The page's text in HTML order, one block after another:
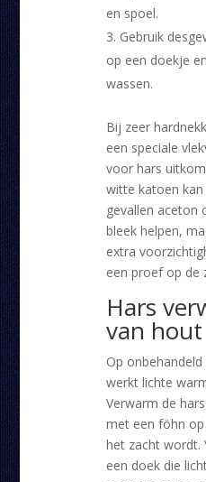
en spoel.
Gebruik
op een doekje
wassen.
Bij zeer
een speciale
voor hars
witte katoen
gevallen aceton
bleek helpen,
extra
een proef op de
Hars
van hout
Op
werkt lichte
Verwarm de
met een föhn
het zacht wordt.
een doek die